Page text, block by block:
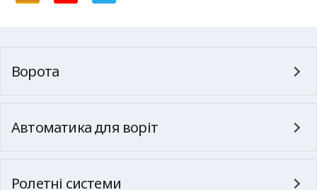
Ворота
Автоматика для воріт
Ролетні системи